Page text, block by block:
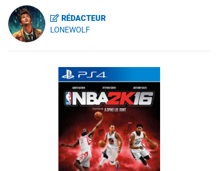
RÉDACTEUR
LONEWOLF